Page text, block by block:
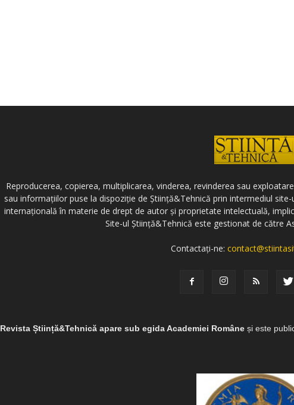
Reproducerea, copierea, multiplicarea, vinderea, revinderea sau
sau informațiilor puse la dispoziție de Știință&Tehnică prin intermediul
internațională în materie de drept de autor și proprietate intelectuală,
Site-ul Știință&Tehnică este gestionat de către
Contactați-ne:
Revista Știință&Tehnică apare sub egida Academiei Române și este